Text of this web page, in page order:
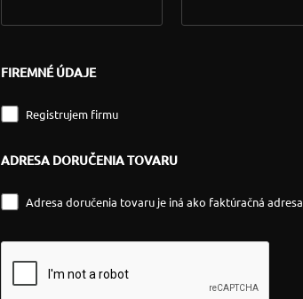
FIREMNÉ ÚDAJE
Registrujem firmu
ADRESA DORUČENIA TOVARU
Adresa doručenia tovaru je iná ako faktúračná adresa